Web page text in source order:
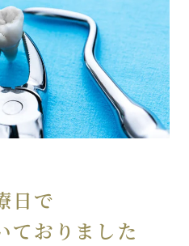
日で
ておりました